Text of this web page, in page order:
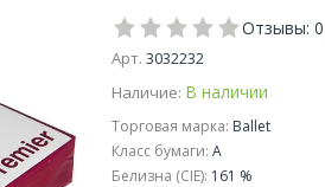
Отзывы: 0
Арт. 3032232
Наличие: В наличии
Торговая марка: Ballet
Класс бумаги: A
Белизна (CIE): 161 %